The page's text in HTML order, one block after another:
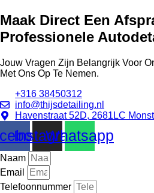
Maak Direct Een
Professionele
Jouw Vragen Zijn Belangrijk Voor
Met Ons Op Te Nemen.
+316 38450312
info@thijsdetailing.nl
Havenstraat 52D, 2681LC
Instagram
Whatsapp
Naam
Email
Telefoonnummer